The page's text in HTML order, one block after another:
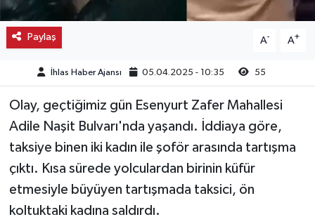
Paylaş A- A+
İhlas Haber Ajansı 05.04.2025 - 10:35 55
Olay, geçtiğimiz gün Esenyurt Zafer Mahallesi
Adile Naşit Bulvarı'nda yaşandı. İddiaya göre,
taksiye binen iki kadın ile şoför arasında tartışma
çıktı. Kısa sürede yolculardan birinin küfür
etmesiyle büyüyen tartışmada taksici, ön
koltuktaki kadına saldırdı.
Oğuzlar
Ortaköy
Osmancık
Sungurlu
Uğurludağ
Sağlık